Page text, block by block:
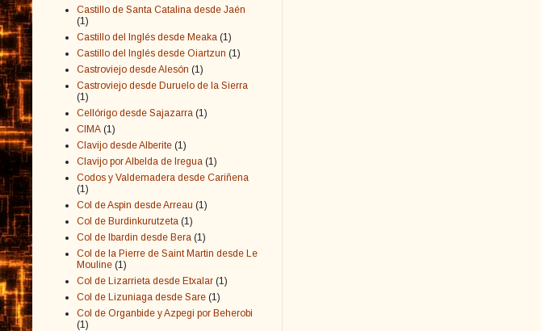
Castillo de Santa Catalina desde Jaén
(1)
Castillo del Inglés desde Meaka (1)
Castillo del Inglés desde Oiartzun (1)
Castroviejo desde Alesón (1)
Castroviejo desde Duruelo de la Sierra
(1)
Cellórigo desde Sajazarra (1)
CIMA (1)
Clavijo desde Alberite (1)
Clavijo por Albelda de Iregua (1)
Codos y Valdemadera desde Cariñena
(1)
Col de Aspin desde Arreau (1)
Col de Burdinkurutzeta (1)
Col de Ibardin desde Bera (1)
Col de la Pierre de Saint Martin desde Le
Mouline (1)
Col de Lizarrieta desde Etxalar (1)
Col de Lizuniaga desde Sare (1)
Col de Organbide y Azpegi por Beherobi
(1)